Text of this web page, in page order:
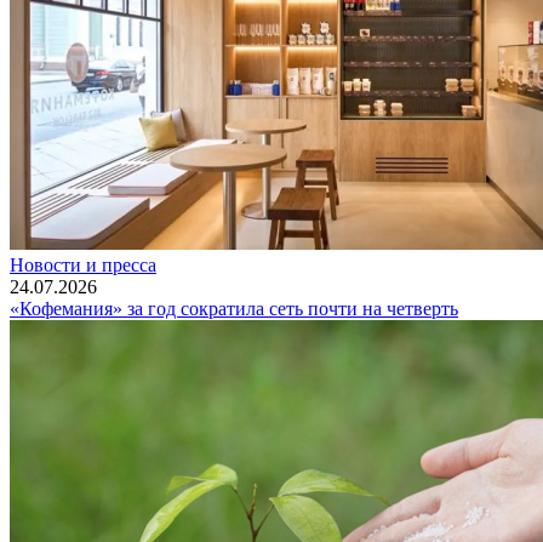
Новости и пресса
24.07.2026
«Кофемания» за год сократила сеть почти на четверть